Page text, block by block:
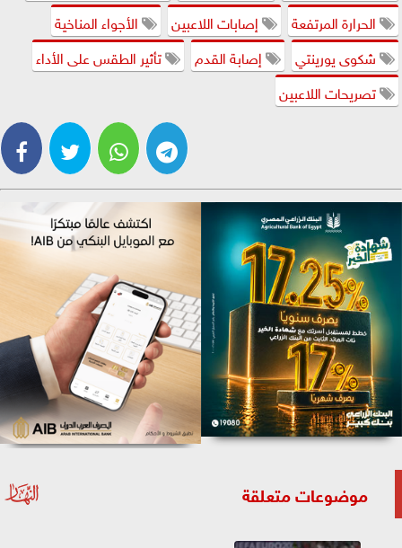
الحرارة المرتفعة
إصابات اللاعبين
الأجواء المناخية
شكوى يورينتي
إصابة القدم
تأثير الطقس على الأداء
تصريحات اللاعبين
موضوعات متعلقة